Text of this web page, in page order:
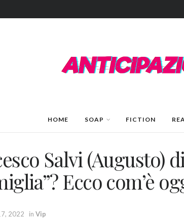
HOME SOAP FICTION
Salvi (Augusto)
Ecco com’è
2022 in Vip